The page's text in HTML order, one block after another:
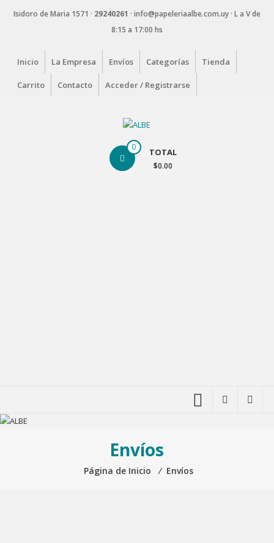
contenido
Isidoro de Maria 1571 · 29240261 · info@papeleriaalbe.com.uy · L a V de
8:15 a 17:00 hs
Inicio La Empresa Envíos Categorías Tienda
Carrito Contacto Acceder / Registrarse
0 TOTAL
$0.00
Envíos
Página de Inicio ⁄ Envíos